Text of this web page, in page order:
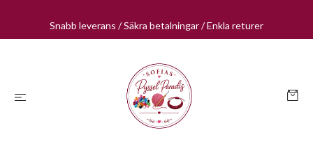
Snabb leverans / Säkra betalningar / Enkla returer